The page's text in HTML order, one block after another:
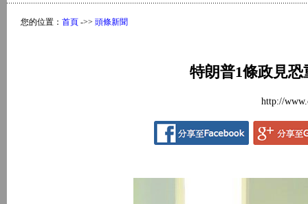
您的位置： 首頁 ->> 頭條新聞
特朗普1條政見
http://